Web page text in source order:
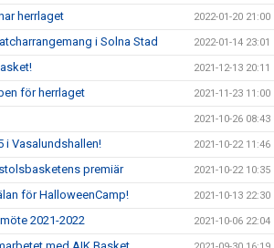
herrlaget 2022-01-20 21:00
i Solna Stad 2022-01-14 23:01
2021-12-13 20:11
för herrlaget 2021-11-23 11:00
2021-10-26 08:43
i Vasalundshallen! 2021-10-22 11:46
premiär 2021-10-22 10:35
för HalloweenCamp! 2021-10-13 22:30
2021-2022 2021-10-06 22:04